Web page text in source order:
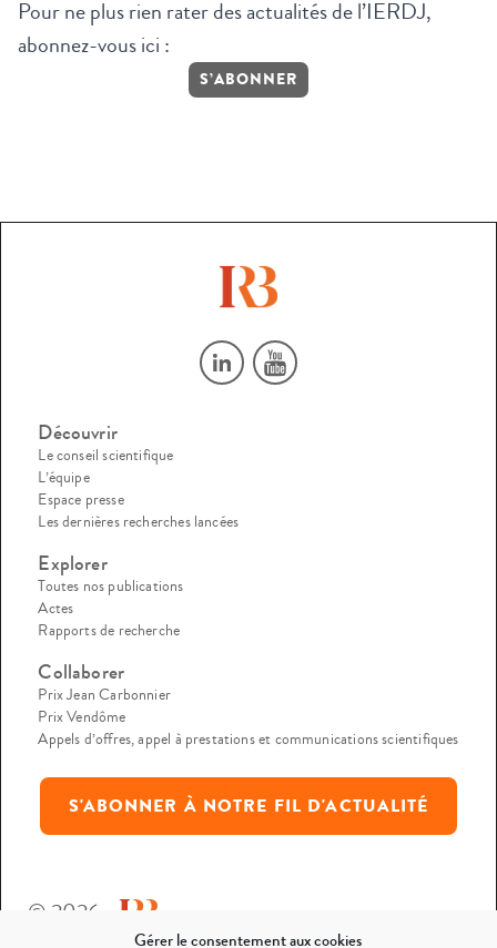
Gérer le consentement aux cookies
Pour ne plus rien rater des actualités de l’IERDJ,
abonnez-vous ici :
S’ABONNER
Découvrir
Le conseil scientifique
L’équipe
Espace presse
Les dernières recherches lancées
Explorer
Toutes nos publications
Actes
Rapports de recherche
Collaborer
Prix Jean Carbonnier
Prix Vendôme
Appels d’offres, appel à prestations et communications scientifiques
S'ABONNER À NOTRE FIL D'ACTUALITÉ
© 2026